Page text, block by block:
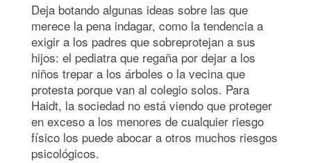
Deja botando algunas ideas sobre las que
merece la pena indagar, como la tendencia a
exigir a los padres que sobreprotejan a sus
hijos: el pediatra que regaña por dejar a los
niños trepar a los árboles o la vecina que
protesta porque van al colegio solos. Para
Haidt, la sociedad no está viendo que proteger
en exceso a los menores de cualquier riesgo
físico los puede abocar a otros muchos riesgos
psicológicos.